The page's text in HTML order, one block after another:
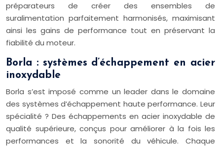
préparateurs de créer des ensembles de
suralimentation parfaitement harmonisés, maximisant
ainsi les gains de performance tout en préservant la
fiabilité du moteur.
Borla : systèmes d’échappement en acier
inoxydable
Borla s’est imposé comme un leader dans le domaine
des systèmes d’échappement haute performance. Leur
spécialité ? Des échappements en acier inoxydable de
qualité supérieure, conçus pour améliorer à la fois les
performances et la sonorité du véhicule. Chaque